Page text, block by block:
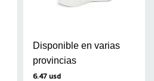
Disponible en varias
provincias
6.47 usd